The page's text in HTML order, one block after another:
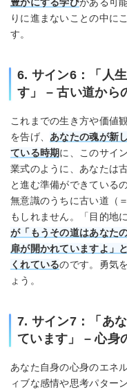
豊かにする学びがある可
りに進まないことの中に
す。
6. サイン6：「人
す」 – 古い道から
これまでの生き方や価値
を告げ、あなたの魂が新
ている時期に、このサイ
業式のように、あなたは
と進む準備ができている
無意識のうちに古い道（
もしれません。「目的地
が「もうその道はあなた
扉が開かれていますよ」
くれているのです。勇気
ょう。
7. サイン7：「あ
ています」 – 心身
あなた自身の心身のエネ
ィブな感情や思考パター